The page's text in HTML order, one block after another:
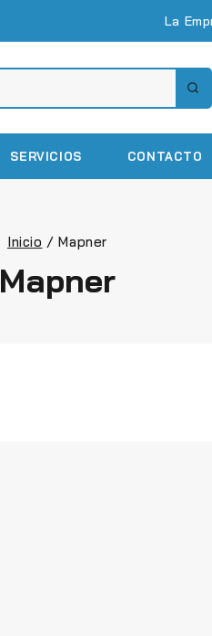
La
SERVICIOS CONTACTO
Inicio / Mapner
Mapner